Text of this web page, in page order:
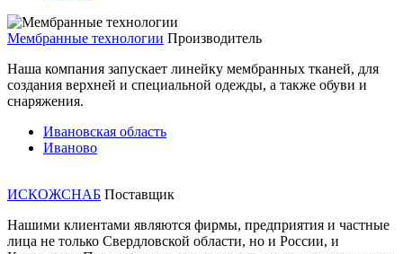
Мембранные технологии Производитель
Наша компания запускает линейку мембранных тканей, для
создания верхней и специальной одежды, а также обуви и
снаряжения.
Ивановская область
Иваново
ИСКОЖСНАБ Поставщик
Нашими клиентами являются фирмы, предприятия и частные
лица не только Свердловской области, но и России, и